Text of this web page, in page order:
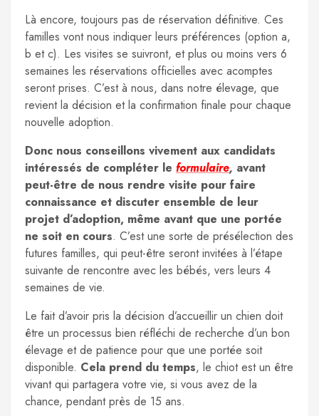
Là encore, toujours pas de réservation définitive. Ces
familles vont nous indiquer leurs préférences (option a,
b et c). Les visites se suivront, et plus ou moins vers 6
semaines les réservations officielles avec acomptes
seront prises. C’est à nous, dans notre élevage, que
revient la décision et la confirmation finale pour chaque
nouvelle adoption.
Donc nous conseillons vivement aux candidats
intéressés de compléter le formulaire, avant
peut-être de nous rendre visite pour faire
connaissance et discuter ensemble de leur
projet d’adoption, même avant que une portée
ne soit en cours. C’est une sorte de présélection des
futures familles, qui peut-être seront invitées à l’étape
suivante de rencontre avec les bébés, vers leurs 4
semaines de vie.
Le fait d’avoir pris la décision d’accueillir un chien doit
être un processus bien réfléchi de recherche d’un bon
élevage et de patience pour que une portée soit
disponible. Cela prend du temps, le chiot est un être
vivant qui partagera votre vie, si vous avez de la
chance, pendant près de 15 ans.